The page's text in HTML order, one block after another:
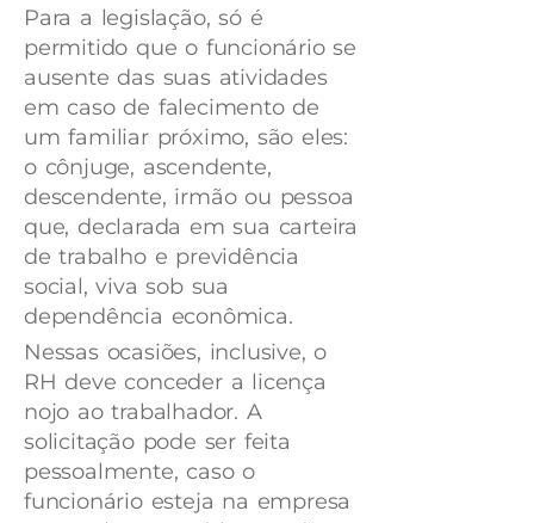
Para a legislação, só é
permitido que o funcionário se
ausente das suas atividades
em caso de falecimento de
um familiar próximo, são eles:
o cônjuge, ascendente,
descendente, irmão ou pessoa
que, declarada em sua carteira
de trabalho e previdência
social, viva sob sua
dependência econômica.
Nessas ocasiões, inclusive, o
RH deve conceder a licença
nojo ao trabalhador. A
solicitação pode ser feita
pessoalmente, caso o
funcionário esteja na empresa